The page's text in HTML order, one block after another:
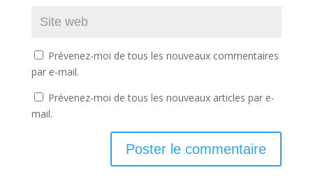
Prévenez-moi de tous les nouveaux commentaires
par e-mail.
Prévenez-moi de tous les nouveaux articles par e-
mail.